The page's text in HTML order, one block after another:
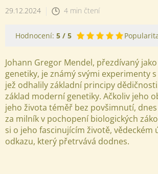
29.12.2024 4 min čtení
Hodnocení: 5 / 5
Johann Gregor Mendel, přezdívaný
genetiky, je známý svými experimenty
jež odhalily základní principy
základ moderní genetiky. Ačkoliv jeho
jeho života téměř bez povšimnutí,
za milník v pochopení biologických
si o jeho fascinujícím životě, vědeckém
odkazu, který přetrvává dodnes.